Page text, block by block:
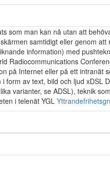
som man kan nå utan att
samtidigt eller genom att
information) med
Radiocommunications
på Internet eller på ett intranät
form av text, bild och ljud xDSL
varianter, se ADSL), teknik
i telenät YGL